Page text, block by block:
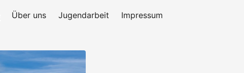
Über uns Jugendarbeit Impressum